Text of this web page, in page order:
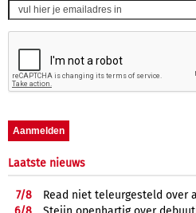
Laatste nieuws
7/8
Read niet teleurgesteld over